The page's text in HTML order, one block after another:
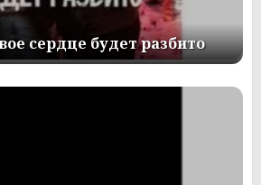
сердце будет разбито